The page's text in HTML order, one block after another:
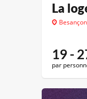
La
Besançon
19 -
par